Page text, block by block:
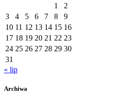
1
2
3
4 5 6 7 8
9
10 11 12 13 14 15 16
17 18 19 20 21 22 23
24 25 26 27 28 29 30
31
« lip
Archiwa